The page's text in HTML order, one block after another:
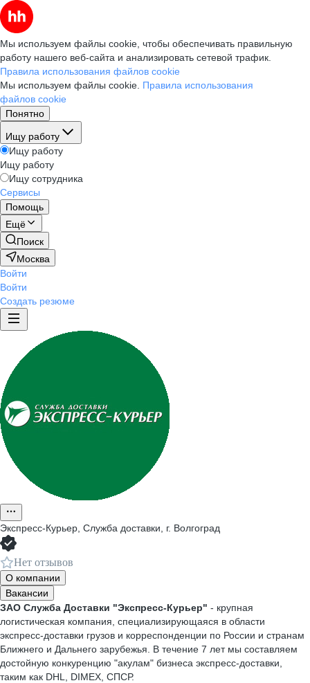
Мы используем файлы cookie, чтобы обеспечивать правильную
работу нашего веб-сайта и анализировать сетевой трафик.
Правила использования файлов cookie
Мы используем файлы cookie. Правила использования
файлов cookie
Понятно
Ищу работу
Ищу работу
Ищу работу
Ищу сотрудника
Сервисы
Помощь
Ещё
Поиск
Москва
Войти
Войти
Создать резюме
Экспресс-Курьер, Служба доставки, г. Волгоград
Нет отзывов
О компании
Вакансии
ЗАО Служба Доставки "Экспресс-Курьер" - крупная
логистическая компания, специализирующаяся в области
экспресс-доставки грузов и корреспонденции по России и странам
Ближнего и Дальнего зарубежья. В течение 7 лет мы составляем
достойную конкуренцию "акулам" бизнеса экспресс-доставки,
таким как DHL, DIMEX, СПСР.